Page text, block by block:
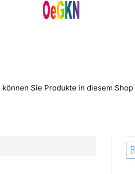
Sie Produkte in diesem